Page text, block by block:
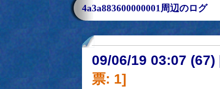
4a3a883600000001周辺のログ
09/06/19 03:07 (67)
票: 1]